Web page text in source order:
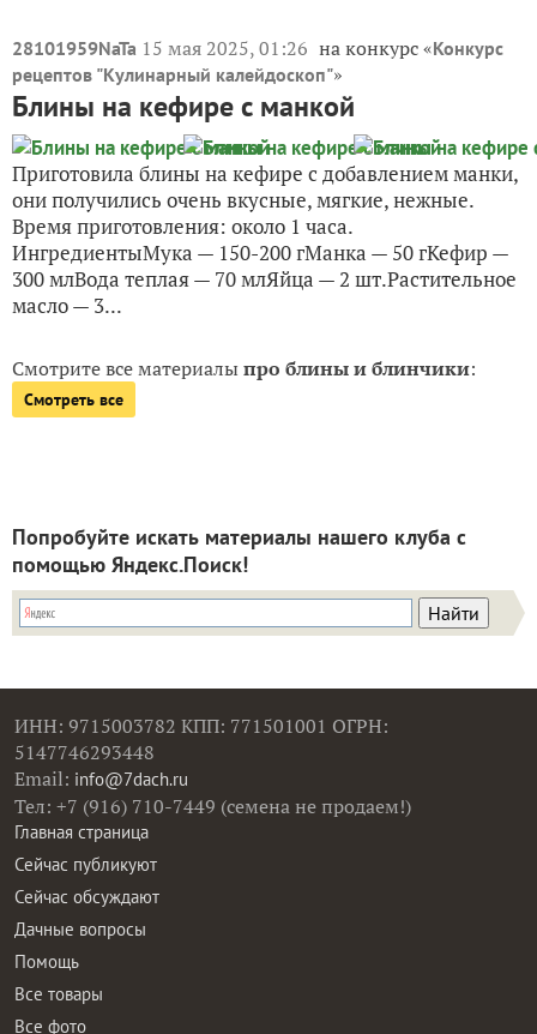
28101959NaTa 15 мая 2025, 01:26 на конкурс «Конкурс
рецептов "Кулинарный калейдоскоп"»
Блины на кефире с манкой
Приготовила блины на кефире с добавлением манки,
они получились очень вкусные, мягкие, нежные.
Время приготовления: около 1 часа.
ИнгредиентыМука — 150-200 гМанка — 50 гКефир —
300 млВода теплая — 70 млЯйца — 2 шт.Растительное
масло — 3...
Смотрите все материалыпро блины и блинчики:
Смотреть все
Попробуйте искать материалы нашего клуба с
помощью Яндекс.Поиск!
ИНН: 9715003782 КПП: 771501001 ОГРН:
5147746293448
Email: info@7dach.ru
Тел: +7 (916) 710-7449 (семена не продаем!)
Главная страница
Сейчас публикуют
Сейчас обсуждают
Дачные вопросы
Помощь
Все товары
Все фото